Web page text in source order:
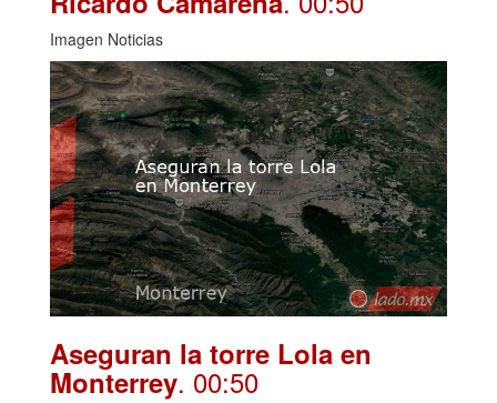
Imagen Noticias
Aseguran la torre Lola en
Monterrey. 00:50